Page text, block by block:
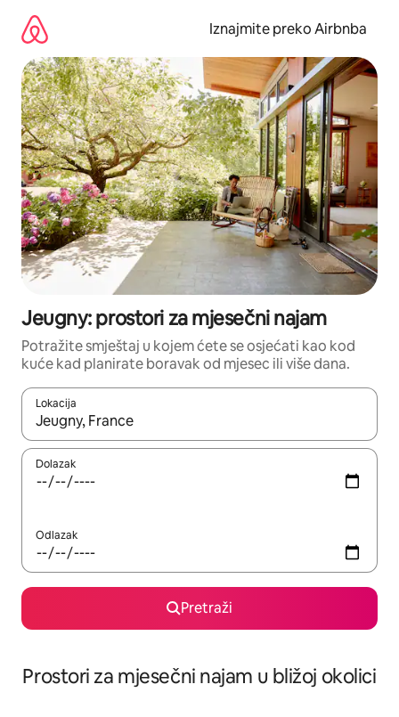
sadržaj
Iznajmite preko Airbnba
Jeugny: prostori za mjesečni najam
Potražite smještaj u kojem ćete se osjećati kao kod
kuće kad planirate boravak od mjesec ili više dana.
Lokacija
Kada budu dostupni rezultati, moći ćete ih pregledati
Dolazak
Odlazak
Pretraži
Prostori za mjesečni najam u bližoj okolici